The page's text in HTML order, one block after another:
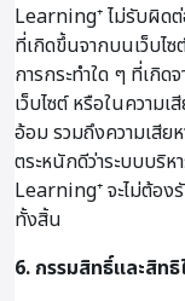
Learning⁺ ไม่รับผิดต่
ที่เกิดขึ้นจากบนเว็บไ
การกระทำใด ๆ ที่เกิด
เว็บไซต์ หรือในความเ
อ้อม รวมถึงความเสีย
ตระหนักดีว่าระบบบริ
Learning⁺ จะไม่ต้อง
ทั้งสิ้น
6. กรรมสิทธิ์และสิ